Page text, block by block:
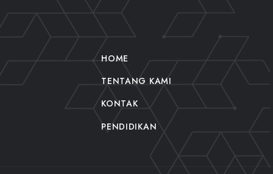
HOME
TENTANG KAMI
KONTAK
PENDIDIKAN